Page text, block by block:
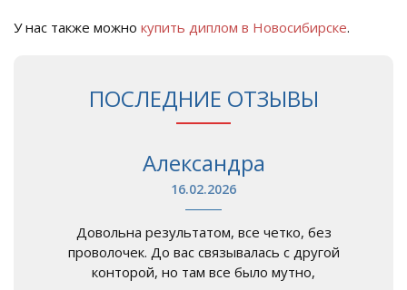
У нас также можно купить диплом в Новосибирске.
ПОСЛЕДНИЕ ОТЗЫВЫ
Александра
16.02.2026
Довольна результатом, все четко, без
проволочек. До вас связывалась с другой
конторой, но там все было мутно,